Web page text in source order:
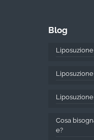
Blog
Cosa
e?